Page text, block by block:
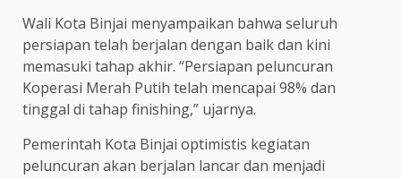
Wali Kota Binjai menyampaikan bahwa seluruh
persiapan telah berjalan dengan baik dan kini
memasuki tahap akhir. “Persiapan peluncuran
Koperasi Merah Putih telah mencapai 98% dan
tinggal di tahap finishing,” ujarnya.
Pemerintah Kota Binjai optimistis kegiatan
peluncuran akan berjalan lancar dan menjadi